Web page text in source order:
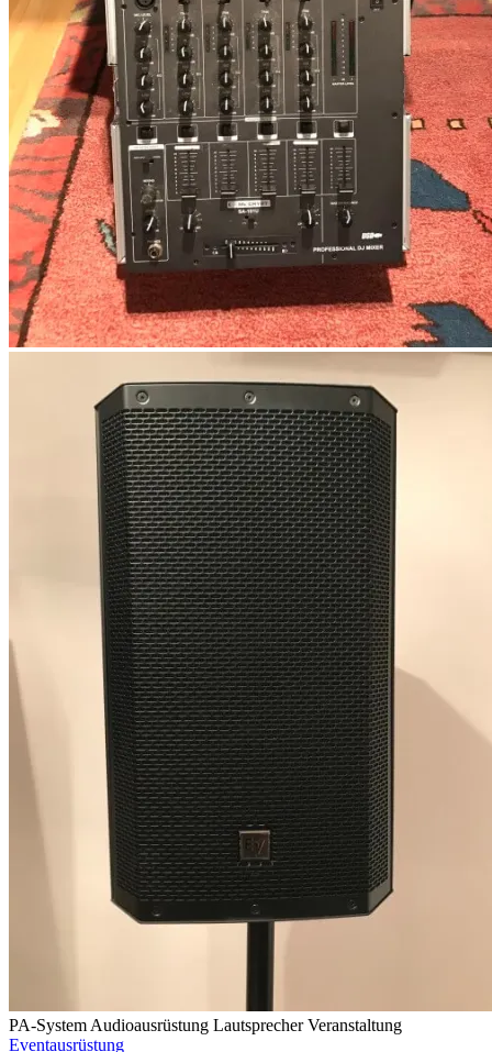
PA-System Audioausrüstung Lautsprecher Veranstaltung
Eventausrüstung